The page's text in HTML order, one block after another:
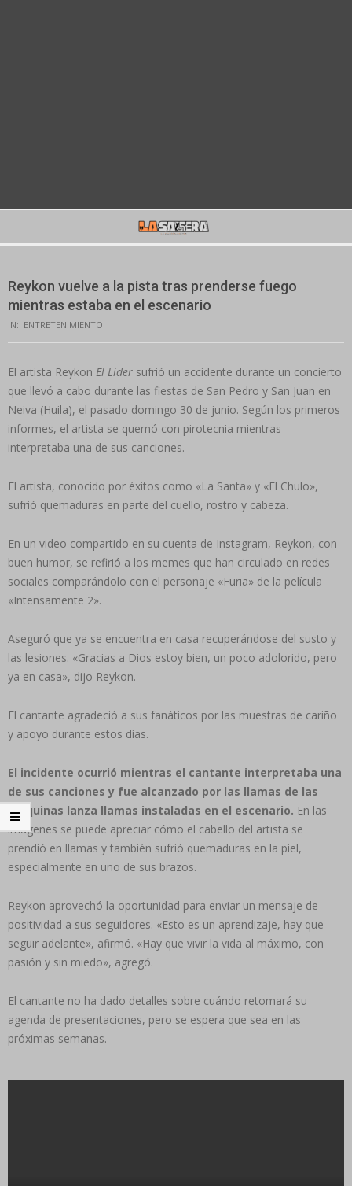
Reykon vuelve a la pista tras prenderse fuego
mientras estaba en el escenario
IN: ENTRETENIMIENTO
El artista Reykon El Líder sufrió un accidente durante un concierto
que llevó a cabo durante las fiestas de San Pedro y San Juan en
Neiva (Huila), el pasado domingo 30 de junio. Según los primeros
informes, el artista se quemó con pirotecnia mientras
interpretaba una de sus canciones.
El artista, conocido por éxitos como «La Santa» y «El Chulo»,
sufrió quemaduras en parte del cuello, rostro y cabeza.
En un video compartido en su cuenta de Instagram, Reykon, con
buen humor, se refirió a los memes que han circulado en redes
sociales comparándolo con el personaje «Furia» de la película
«Intensamente 2».
Aseguró que ya se encuentra en casa recuperándose del susto y
las lesiones. «Gracias a Dios estoy bien, un poco adolorido, pero
ya en casa», dijo Reykon.
El cantante agradeció a sus fanáticos por las muestras de cariño
y apoyo durante estos días.
El incidente ocurrió mientras el cantante interpretaba una
de sus canciones y fue alcanzado por las llamas de las
máquinas lanza llamas instaladas en el escenario. En las
imágenes se puede apreciar cómo el cabello del artista se
prendió en llamas y también sufrió quemaduras en la piel,
especialmente en uno de sus brazos.
Reykon aprovechó la oportunidad para enviar un mensaje de
positividad a sus seguidores. «Esto es un aprendizaje, hay que
seguir adelante», afirmó. «Hay que vivir la vida al máximo, con
pasión y sin miedo», agregó.
El cantante no ha dado detalles sobre cuándo retomará su
agenda de presentaciones, pero se espera que sea en las
próximas semanas.